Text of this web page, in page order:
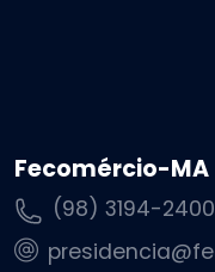
Fecomércio-MA
(98) 3194-2400